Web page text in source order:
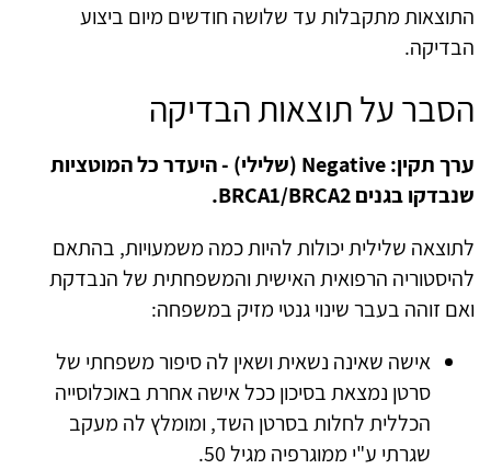
התוצאות מתקבלות עד שלושה חודשים מיום ביצוע
הבדיקה.
הסבר על תוצאות הבדיקה
ערך תקין:Negative (שלילי) - היעדר כל המוטציות
שנבדקו בגניםBRCA1/BRCA2
.
לתוצאה שלילית יכולות להיות כמה משמעויות, בהתאם
להיסטוריה הרפואית האישית והמשפחתית של הנבדקת
ואם זוהה בעבר שינוי גנטי מזיק במשפחה:
אישה שאינה נשאית ושאין לה סיפור משפחתי של
סרטן נמצאת בסיכון ככל אישה אחרת באוכלוסייה
הכללית לחלות בסרטן השד, ומומלץ לה מעקב
שגרתי ע"י ממוגרפיה מגיל 50.